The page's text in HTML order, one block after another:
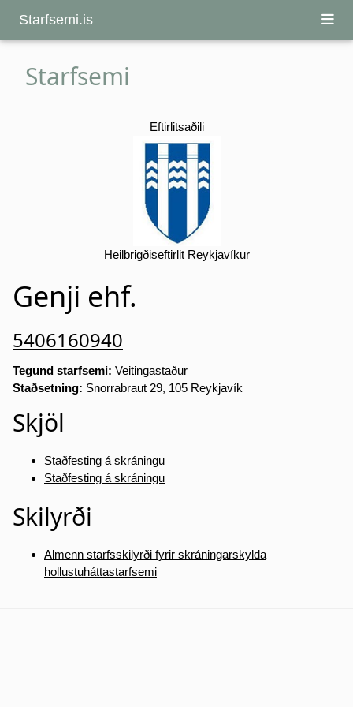
Starfsemi.is
Starfsemi
Eftirlitsaðili
Heilbrigðiseftirlit Reykjavíkur
Genji ehf.
5406160940
Tegund starfsemi: Veitingastaður
Staðsetning: Snorrabraut 29, 105 Reykjavík
Skjöl
Staðfesting á skráningu
Staðfesting á skráningu
Skilyrði
Almenn starfsskilyrði fyrir skráningarskylda
hollustuháttastarfsemi